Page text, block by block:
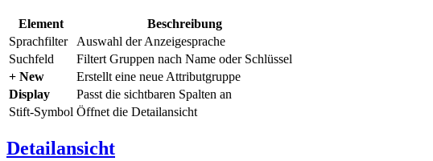
Element
Beschreibung
Sprachfilter
Auswahl der Anzeigesprache
Suchfeld
Filtert Gruppen nach Name oder Schlüssel
+ New
Erstellt eine neue Attributgruppe
Display
Passt die sichtbaren Spalten an
Stift-Symbol Öffnet die Detailansicht
Detailansicht